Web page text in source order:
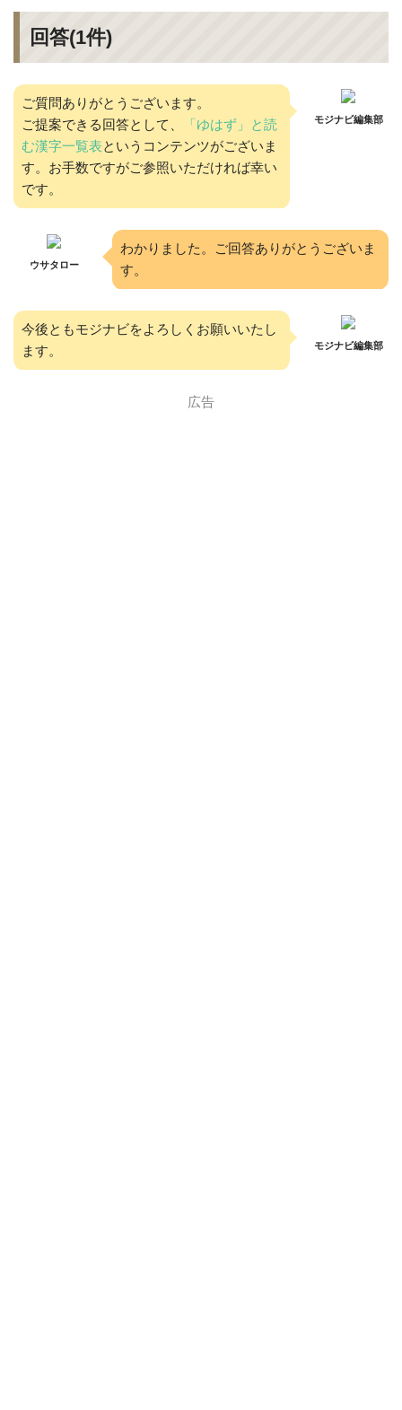
回答(1件)
ご質問ありがとうございます。
ご提案できる回答として、
「ゆはず」と読
む漢字一覧表というコンテンツがございま
す。お手数ですがご参照いただければ幸い
です。
モジナビ編集部
ウサタロー
わかりました。ご回答ありがとうございま
す。
今後ともモジナビをよろしくお願いいたし
ます。
モジナビ編集部
広告